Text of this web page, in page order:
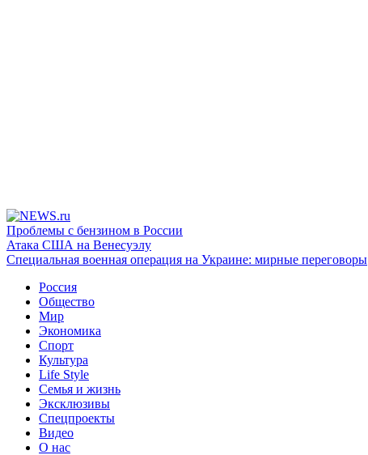
Проблемы с бензином в России
Атака США на Венесуэлу
Специальная военная операция на Украине: мирные переговоры
Россия
Общество
Мир
Экономика
Спорт
Культура
Life Style
Семья и жизнь
Эксклюзивы
Спецпроекты
Видео
О нас